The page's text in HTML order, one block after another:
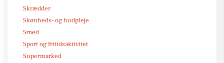
Skrædder
Skønheds- og hudpleje
Smed
Sport og fritidsaktivitet
Supermarked